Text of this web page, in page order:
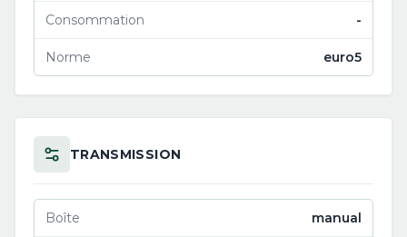
Consommation -
Norme euro5
TRANSMISSION
Boîte manual